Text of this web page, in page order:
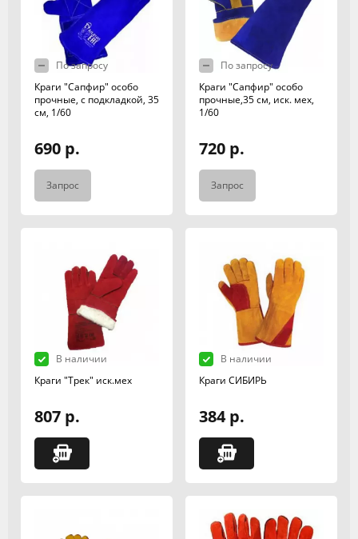
По запросу
Краги "Сапфир" особо
прочные, с подкладкой, 35
см, 1/60
690 р.
Запрос
По запросу
Краги "Сапфир" особо
прочные,35 см, иск. мех,
1/60
720 р.
Запрос
В наличии
Краги "Трек" иск.мех
807 р.
В наличии
Краги СИБИРЬ
384 р.